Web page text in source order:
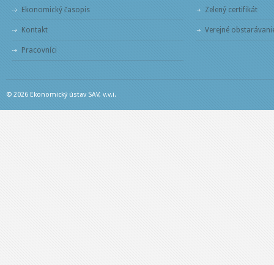
Ekonomický časopis
Kontakt
Pracovníci
Zelený certifikát
Verejné
© 2026 Ekonomický ústav SAV, v.v.i.